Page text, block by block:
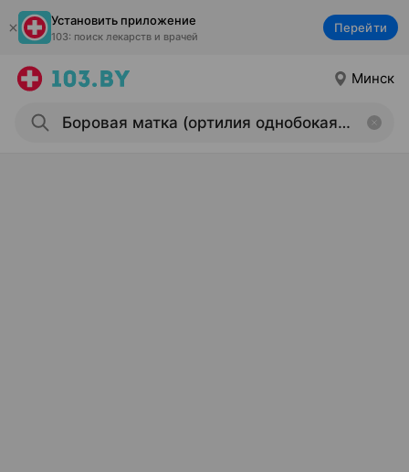
Установить приложение
103: поиск лекарств и врачей
Перейти
Минск